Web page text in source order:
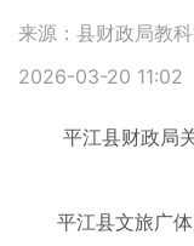
来源：县财政局教
2026-03-20 11:02
平江县财政局关
平江县文旅广体